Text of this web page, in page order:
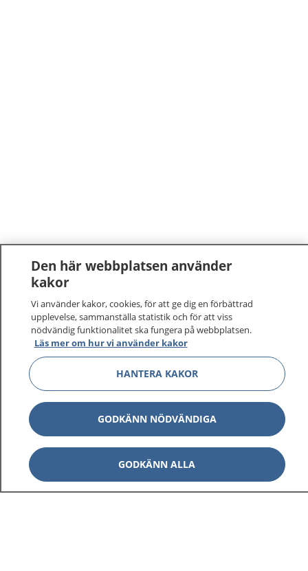
1177–tryggt om din hälsa och vård
På 1177.se får du råd om hälsa och information om
sjukdomar och vilka mottagningar du kan kontakta.
Logga in för att läsa din journal och göra dina
vårdärenden. Ring telefonnummer 1177 för
sjukvårdsrådgivning dygnet runt.
1177 ger dig råd när du vill må bättre.
Den här webbplatsen använder
kakor
Vi använder kakor, cookies, för att ge dig en förbättrad
upplevelse, sammanställa statistik och för att viss
nödvändig funktionalitet ska fungera på webbplatsen.
Läs mer om hur vi använder kakor
HANTERA KAKOR
GODKÄNN NÖDVÄNDIGA
GODKÄNN ALLA